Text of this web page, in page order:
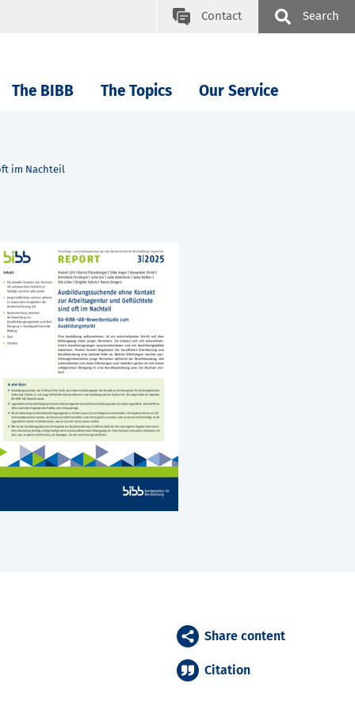
Contact Search
The BIBB The Topics Our Service
im Nachteil
Share content
Citation